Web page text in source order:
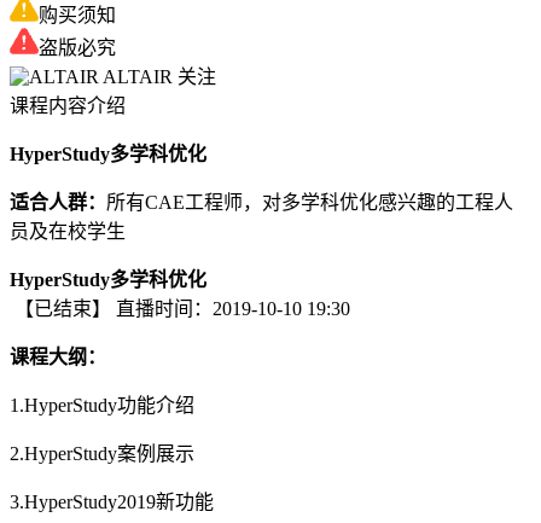
购买须知
盗版必究
ALTAIR 关注
课程内容介绍
HyperStudy多学科优化
适合人群： 所有CAE工程师，对多学科优化感兴趣的工程人
员及在校学生
HyperStudy多学科优化
【已结束】
直播时间：2019-10-10 19:30
课程大纲：
1.HyperStudy功能介绍
2.HyperStudy案例展示
3.HyperStudy2019新功能